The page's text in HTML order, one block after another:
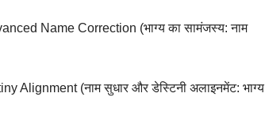
Name Correction (भाग्य का सामंजस्य: नाम
Alignment (नाम सुधार और डेस्टिनी अलाइनमेंट: भाग्य